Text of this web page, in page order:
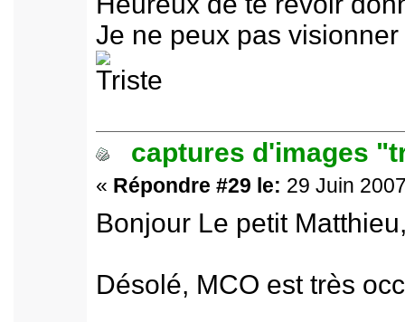
Je ne peux pas
captures d'images
« Répondre #29 le: 29 Juin
Bonjour Le petit
Désolé, MCO est très